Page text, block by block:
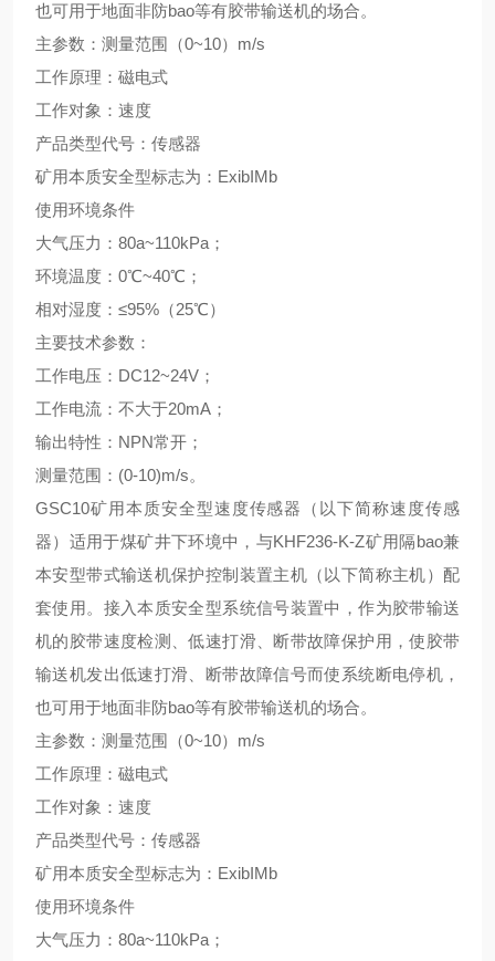
也可用于地面非防bao等有胶带输送机的场合。
主参数 ： 测量范围 （0~10） m/s
工作原理 ： 磁电式
工作对象 ： 速度
产品类型代号：传感器
矿用本质安全型标志为 ： ExibIMb
使用环境条件
大气压力 ： 80a~110kPa ；
环境温度 ： 0℃~40℃ ；
相对湿度 ： ≤95% （25℃）
主要技术参数 ：
工作电压 ： DC12~24V ；
工作电流 ： 不大于20mA ；
输出特性 ： NPN常开 ；
测量范围 ： (0-10)m/s。
GSC10矿用本质安全型速度传感器 （ 以下简称速度传感
器） 适用于煤矿井下环境中 ， 与KHF236-K-Z矿用隔bao兼
本安型带式输送机保护控制装置主机 （ 以下简称主机） 配
套使用。接入本质安全型系统信号装置中 ，作为胶带输送
机的胶带速度检测、低速打滑、断带故障保护用 ，使胶带
输送机发出低速打滑、断带故障信号而使系统断电停机 ，
也可用于地面非防bao等有胶带输送机的场合。
主参数 ： 测量范围 （0~10） m/s
工作原理 ： 磁电式
工作对象 ： 速度
产品类型代号：传感器
矿用本质安全型标志为 ： ExibIMb
使用环境条件
大气压力 ： 80a~110kPa ；